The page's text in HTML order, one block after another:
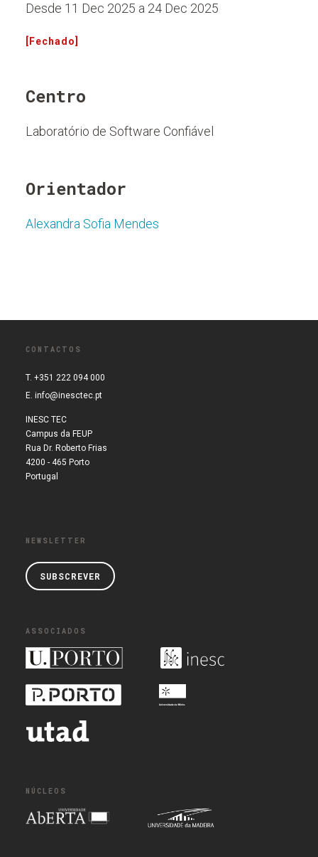
Desde 11 Dec 2025 a 24 Dec 2025
[Fechado]
Centro
Laboratório de Software Confiável
Orientador
Alexandra Sofia Mendes
CONTACTOS
T. +351 222 094 000
E. info@inesctec.pt
INESC TEC
Campus da FEUP
Rua Dr. Roberto Frias
4200 - 465 Porto
Portugal
NEWSLETTER
SUBSCREVER
ASSOCIADOS
NÚCLEOS